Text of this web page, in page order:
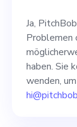
Ja,
Problemen
haben. Sie
wenden,